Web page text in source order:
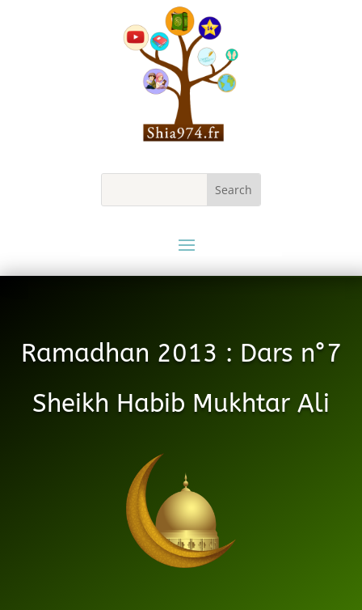
Ramadhan 2013 : Dars n°7
Sheikh Habib Mukhtar Ali